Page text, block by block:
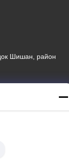
Шишан, район